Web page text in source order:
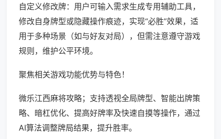
自定义修改牌：用户可输入需求生成专用辅助工具，
修改自身牌型或隐藏操作痕迹，实现“必胜”效果，适
用于多种场景（如与好友对局），但需注意遵守游戏
规则，维护公平环境。
聚焦相关游戏功能优势与特色！
微乐江西麻将攻略；支持透视全局牌型、智能出牌策
略、暗杠优化、提高好牌率及快速自摸等操作，通过
AI算法调整牌局结果，提升胜率。